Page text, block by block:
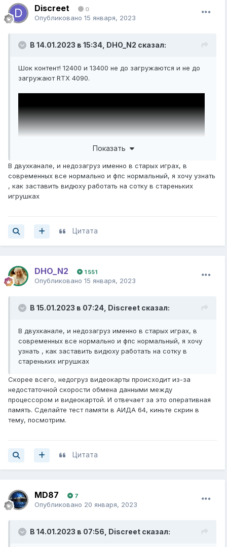
Discreet 0
Опубликовано 15 января, 2023
В 14.01.2023 в 15:34, DHO_N2 сказал:
Шок контент! 12400 и 13400 не до загружаются и не до
загружают RTX 4090.
Память в двухканале, надеюсь?
Интеловский процессор в АМДшную материнку
очень круто!
Показать
В двухканале, и недозагруз именно в старых играх, в
современных все нормально и фпс нормальный, я хочу узнать
, как заставить видюху работать на сотку в стареньких
игрушках
Цитата
DHO_N2 1 551
Опубликовано 15 января, 2023
В 15.01.2023 в 07:24, Discreet сказал:
В двухканале, и недозагруз именно в старых играх, в
современных все нормально и фпс нормальный, я хочу
узнать , как заставить видюху работать на сотку в
стареньких игрушках
Скорее всего, недогруз видеокарты происходит из-за
недостаточной скорости обмена данными между
процессором и видеокартой. И отвечает за это оперативная
память. Сделайте тест памяти в АИДА 64, киньте скрин в
тему, посмотрим.
Цитата
MD87 7
Опубликовано 20 января, 2023
В 14.01.2023 в 07:56, Discreet сказал: